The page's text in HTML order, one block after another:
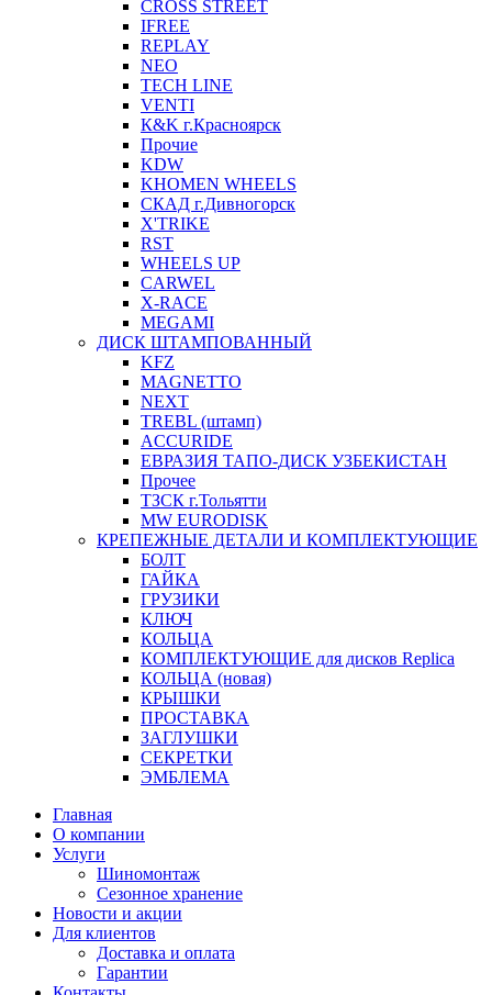
CROSS STREET
IFREE
REPLAY
NEO
TECH LINE
VENTI
К&K г.Красноярск
Прочие
KDW
KHOMEN WHEELS
СКАД г.Дивногорск
X'TRIKE
RST
WHEELS UP
CARWEL
X-RACE
MEGAMI
ДИСК ШТАМПОВАННЫЙ
KFZ
MAGNETTO
NEXT
TREBL (штамп)
ACCURIDE
ЕВРАЗИЯ ТАПО-ДИСК УЗБЕКИСТАН
Прочее
ТЗСК г.Тольятти
MW EURODISK
КРЕПЕЖНЫЕ ДЕТАЛИ И КОМПЛЕКТУЮЩИЕ
БОЛТ
ГАЙКА
ГРУЗИКИ
КЛЮЧ
КОЛЬЦА
КОМПЛЕКТУЮЩИЕ для дисков Replica
КОЛЬЦА (новая)
КРЫШКИ
ПРОСТАВКА
ЗАГЛУШКИ
СЕКРЕТКИ
ЭМБЛЕМА
Главная
О компании
Услуги
Шиномонтаж
Сезонное хранение
Новости и акции
Для клиентов
Доставка и оплата
Гарантии